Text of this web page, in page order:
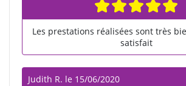
Les prestations réalisées sont très
satisfait
Judith R. le 15/06/2020